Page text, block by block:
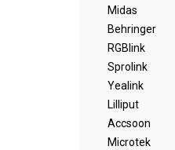
Midas
Behringer
RGBlink
Sprolink
Yealink
Lilliput
Accsoon
Microtek